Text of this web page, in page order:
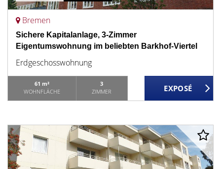
Bremen
Sichere Kapitalanlage, 3-Zimmer
Eigentumswohnung im beliebten Barkhof-Viertel
Erdgeschosswohnung
61 m²
WOHNFLÄCHE
3
ZIMMER